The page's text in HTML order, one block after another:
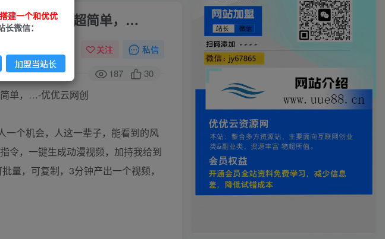
，稳定且超简单，…
关注 私信
187 30
一个机会，人这一辈子，能看到的风
令，一键生成动漫视频，加持我给到
量，可复制，3分钟产出一个视频，
建一个和优优
长微信：
加盟当站长